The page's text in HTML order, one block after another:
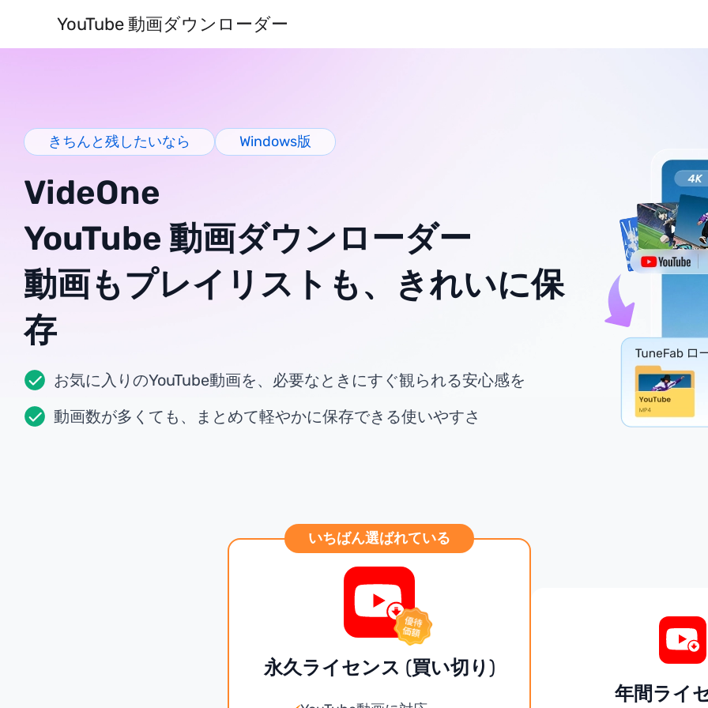
YouTube 動画ダウンローダー
きちんと残したいなら Windows版
VideOne
YouTube 動画ダウンローダー
動画もプレイリストも、きれいに保
存
お気に入りのYouTube動画を、必要なときにすぐ観られる安心感を
動画数が多くても、まとめて軽やかに保存できる使いやすさ
いちばん選ばれている
永久ライセンス (買い切り)
年間ライ